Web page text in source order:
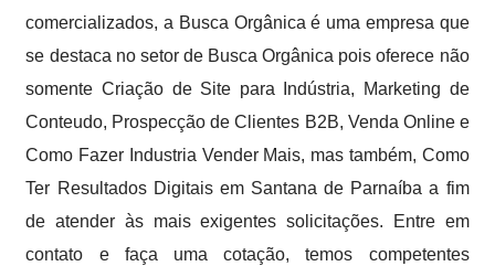
comercializados, a Busca Orgânica é uma empresa que
se destaca no setor de Busca Orgânica pois oferece não
somente Criação de Site para Indústria, Marketing de
Conteudo, Prospecção de Clientes B2B, Venda Online e
Como Fazer Industria Vender Mais, mas também, Como
Ter Resultados Digitais em Santana de Parnaíba a fim
de atender às mais exigentes solicitações. Entre em
contato e faça uma cotação, temos competentes